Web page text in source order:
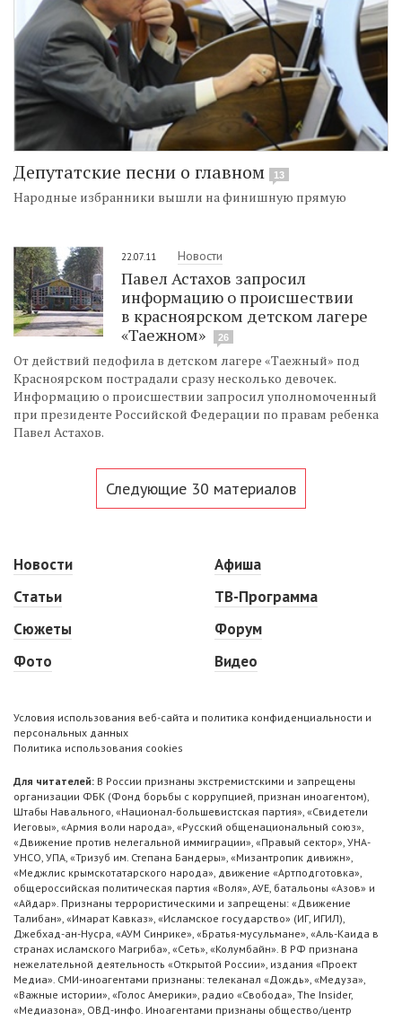
Депутатские песни о главном 13
Народные избранники вышли на финишную прямую
22.07.11 Новости
Павел Астахов запросил
информацию о происшествии
в красноярском детском лагере
«Таежном»
26
От действий педофила в детском лагере «Таежный» под
Красноярском пострадали сразу несколько девочек.
Информацию о происшествии запросил уполномоченный
при президенте Российской Федерации по правам ребенка
Павел Астахов.
Следующие 30 материалов
Новости
Статьи
Сюжеты
Фото
Афиша
ТВ-Программа
Форум
Видео
Условия использования веб-сайта и политика конфиденциальности и
персональных данных
Политика использования cookies
Для читателей: В России признаны экстремистскими и запрещены
организации ФБК (Фонд борьбы с коррупцией, признан иноагентом),
Штабы Навального, «Национал-большевистская партия», «Свидетели
Иеговы», «Армия воли народа», «Русский общенациональный союз»,
«Движение против нелегальной иммиграции», «Правый сектор», УНА-
УНСО, УПА, «Тризуб им. Степана Бандеры», «Мизантропик дивижн»,
«Меджлис крымскотатарского народа», движение «Артподготовка»,
общероссийская политическая партия «Воля», АУЕ, батальоны «Азов» и
«Айдар». Признаны террористическими и запрещены: «Движение
Талибан», «Имарат Кавказ», «Исламское государство» (ИГ, ИГИЛ),
Джебхад-ан-Нусра, «АУМ Синрике», «Братья-мусульмане», «Аль-Каида в
странах исламского Магриба», «Сеть», «Колумбайн». В РФ признана
нежелательной деятельность «Открытой России», издания «Проект
Медиа». СМИ-иноагентами признаны: телеканал «Дождь», «Медуза»,
«Важные истории», «Голос Америки», радио «Свобода», The Insider,
«Медиазона», ОВД-инфо. Иноагентами признаны общество/центр